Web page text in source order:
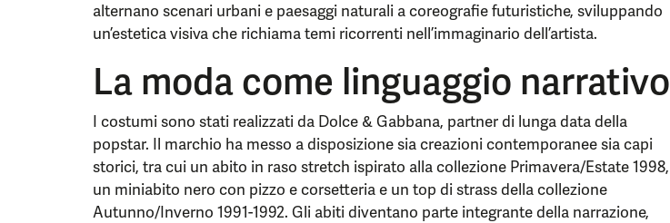
alternano scenari urbani e paesaggi naturali a coreografie futuristiche, sviluppando
un’estetica visiva che richiama temi ricorrenti nell’immaginario dell’artista.
La moda come linguaggio narrativo
I costumi sono stati realizzati da Dolce & Gabbana, partner di lunga data della
popstar. Il marchio ha messo a disposizione sia creazioni contemporanee sia capi
storici, tra cui un abito in raso stretch ispirato alla collezione Primavera/Estate 1998,
un miniabito nero con pizzo e corsetteria e un top di strass della collezione
Autunno/Inverno 1991-1992. Gli abiti diventano parte integrante della narrazione,